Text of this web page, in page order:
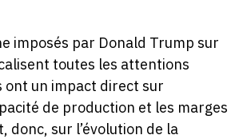
imposés par Donald Trump sur
toutes les attentions
ont un impact direct sur
de production et les marges
donc, sur l’évolution de la